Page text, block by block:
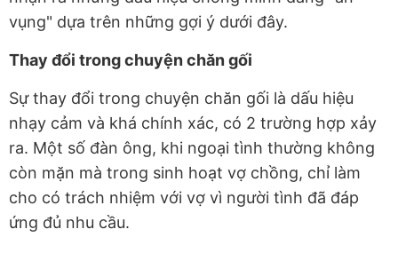
vụng" dựa trên những gợi ý dưới đây.
Thay đổi trong chuyện chăn gối
Sự thay đổi trong chuyện chăn gối là dấu hiệu
nhạy cảm và khá chính xác, có 2 trường hợp xảy
ra. Một số đàn ông, khi ngoại tình thường không
còn mặn mà trong sinh hoạt vợ chồng, chỉ làm
cho có trách nhiệm với vợ vì người tình đã đáp
ứng đủ nhu cầu.